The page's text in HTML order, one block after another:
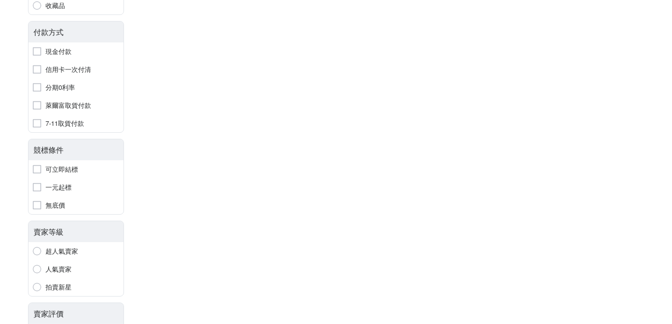
收藏品
付款方式
現金付款
信用卡一次付清
分期0利率
萊爾富取貨付款
7-11取貨付款
競標條件
可立即結標
一元起標
無底價
賣家等級
超人氣賣家
人氣賣家
拍賣新星
賣家評價